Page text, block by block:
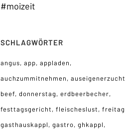
#moizeit
SCHLAGWÖRTER
angus app appladen
auchzummitnehmen
auseigenerzucht
beef donnerstag
erdbeerbecher
festtagsgericht
fleischeslust
freitag
gasthauskappl
gastro ghkappl